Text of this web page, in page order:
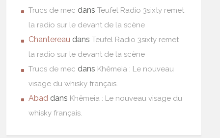
Trucs de mec dansTeufel Radio 3sixty remet
la radio sur le devant de la scène
Chantereau dansTeufel Radio 3sixty remet
la radio sur le devant de la scène
Trucs de mec dans Khêmeia : Le nouveau
visage du whisky français.
Abad dans Khêmeia : Le nouveau visage du
whisky français.